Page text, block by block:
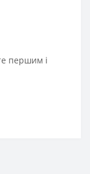
першим і